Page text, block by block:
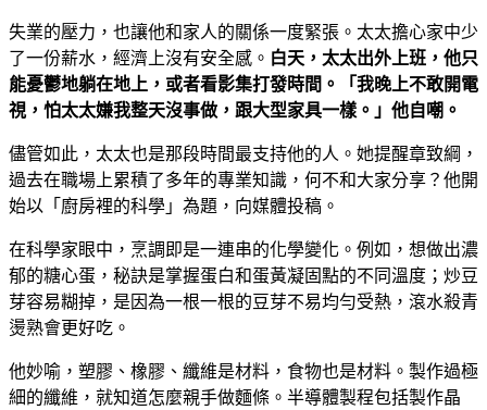
失業的壓力，也讓他和家人的關係一度緊張。太太擔心家中少
了一份薪水，經濟上沒有安全感。 白天，太太出外上班，他只
能憂鬱地躺在地上，或者看影集打發時間。「我晚上不敢開電
視，怕太太嫌我整天沒事做，跟大型家具一樣。」他自嘲。
儘管如此，太太也是那段時間最支持他的人。她提醒章致綱，
過去在職場上累積了多年的專業知識，何不和大家分享？他開
始以「廚房裡的科學」為題，向媒體投稿。
在科學家眼中，烹調即是一連串的化學變化。例如，想做出濃
郁的糖心蛋，秘訣是掌握蛋白和蛋黃凝固點的不同溫度；炒豆
芽容易糊掉，是因為一根一根的豆芽不易均勻受熱，滾水殺青
燙熟會更好吃。
他妙喻，塑膠、橡膠、纖維是材料，食物也是材料。製作過極
細的纖維，就知道怎麼親手做麵條。半導體製程包括製作晶